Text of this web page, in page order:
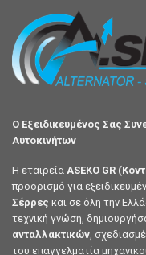
Ο Εξειδικευμένος Σας
Αυτοκινήτων
Η εταιρεία ASEKO GR
προορισμό για
Σέρρες και σε όλη την
τεχνική γνώση,
ανταλλακτικών ,
του επαγγελματία